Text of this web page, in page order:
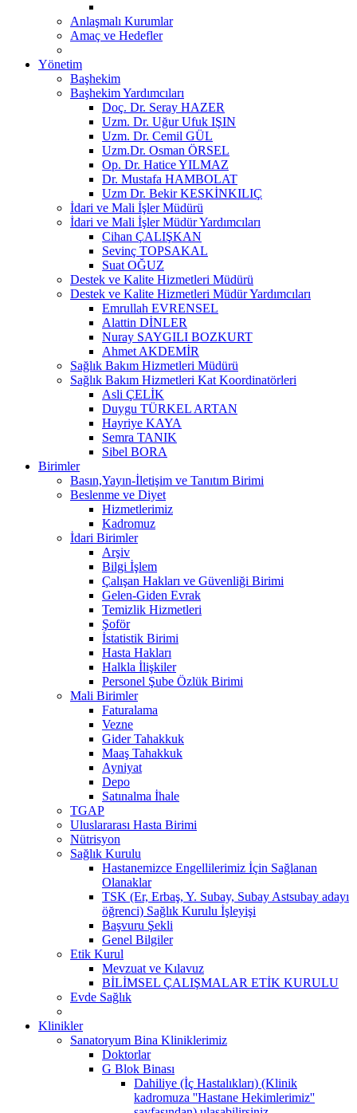
Anlaşmalı Kurumlar
Amaç ve Hedefler
Yönetim
Başhekim
Başhekim Yardımcıları
Doç. Dr. Seray HAZER
Uzm. Dr. Uğur Ufuk IŞIN
Uzm. Dr. Cemil GÜL
Uzm.Dr. Osman ÖRSEL
Op. Dr. Hatice YILMAZ
Dr. Mustafa HAMBOLAT
Uzm Dr. Bekir KESKİNKILIÇ
İdari ve Mali İşler Müdürü
İdari ve Mali İşler Müdür Yardımcıları
Cihan ÇALIŞKAN
Sevinç TOPSAKAL
Suat OĞUZ
Destek ve Kalite Hizmetleri Müdürü
Destek ve Kalite Hizmetleri Müdür Yardımcıları
Emrullah EVRENSEL
Alattin DİNLER
Nuray SAYGILI BOZKURT
Ahmet AKDEMİR
Sağlık Bakım Hizmetleri Müdürü
Sağlık Bakım Hizmetleri Kat Koordinatörleri
Asli ÇELİK
Duygu TÜRKEL ARTAN
Hayriye KAYA
Semra TANIK
Sibel BORA
Birimler
Basın,Yayın-İletişim ve Tanıtım Birimi
Beslenme ve Diyet
Hizmetlerimiz
Kadromuz
İdari Birimler
Arşiv
Bilgi İşlem
Çalışan Hakları ve Güvenliği Birimi
Gelen-Giden Evrak
Temizlik Hizmetleri
Şoför
İstatistik Birimi
Hasta Hakları
Halkla İlişkiler
Personel Şube Özlük Birimi
Mali Birimler
Faturalama
Vezne
Gider Tahakkuk
Maaş Tahakkuk
Ayniyat
Depo
Satınalma İhale
TGAP
Uluslararası Hasta Birimi
Nütrisyon
Sağlık Kurulu
Hastanemizce Engellilerimiz İçin Sağlanan
Olanaklar
TSK (Er, Erbaş, Y. Subay, Subay Astsubay adayı
öğrenci) Sağlık Kurulu İşleyişi
Başvuru Şekli
Genel Bilgiler
Etik Kurul
Mevzuat ve Kılavuz
BİLİMSEL ÇALIŞMALAR ETİK KURULU
Evde Sağlık
Klinikler
Sanatoryum Bina Kliniklerimiz
Doktorlar
G Blok Binası
Dahiliye (İç Hastalıkları) (Klinik
kadromuza ''Hastane Hekimlerimiz''